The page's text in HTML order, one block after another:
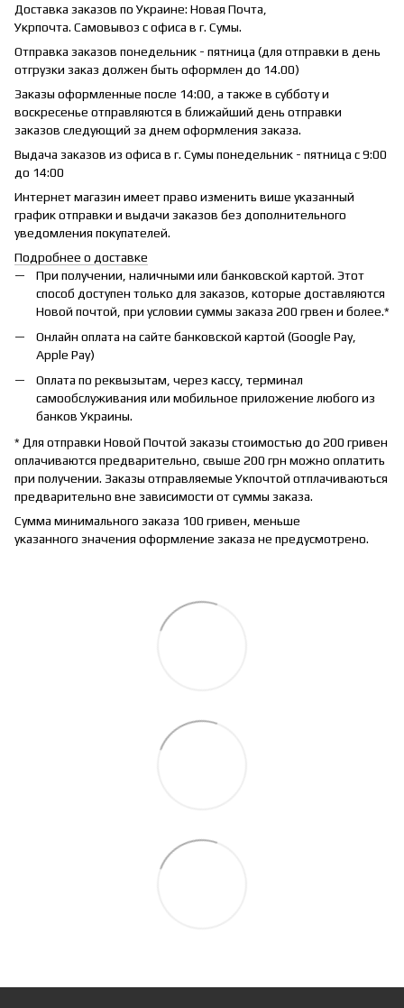
Доставка заказов по Украине: Новая Почта,
Укрпочта. Самовывоз с офиса в г. Сумы.
Отправка заказов понедельник - пятница (для отправки в день
отгрузки заказ должен быть оформлен до 14.00)
Заказы оформленные после 14:00, а также в субботу и
воскресенье отправляются в ближайший день отправки
заказов следующий за днем оформления заказа.
Выдача заказов из офиса в г. Сумы понедельник - пятница с 9:00
до 14:00
Интернет магазин имеет право изменить више указанный
график отправки и выдачи заказов без дополнительного
уведомления покупателей.
Подробнее о доставке
При получении, наличными или банковской картой. Этот
способ доступен только для заказов, которые доставляются
Новой почтой, при условии суммы заказа 200 грвен и более.*
Онлайн оплата на сайте банковской картой (Google Pay,
Apple Pay)
Оплата по реквызытам, через кассу, терминал
самообслуживания или мобильное приложение любого из
банков Украины.
* Для отправки Новой Почтой заказы стоимостью до 200 гривен
оплачиваются предварительно, свыше 200 грн можно оплатить
при получении. Заказы отправляемые Укпочтой отплачиваються
предварительно вне зависимости от суммы заказа.
Сумма минимального заказа 100 гривен, меньше
указанного значения оформление заказа не предусмотрено.